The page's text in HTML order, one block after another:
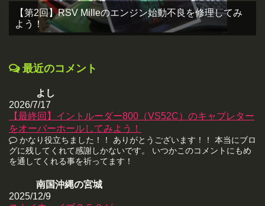
【第2回】RSV Milleのエンジン始動不良を修理してみ
よう！
最近のコメント
よし
2026/7/17
【最終回】イントルーダー800（VS52C）のキャブレター
をオーバーホールしてみよう！
かなり役立ちました！！ ありがとうございます！！ 本当にブロ
グに残してくれて感謝しかないです。 いつかこのコメントにもめ
を通してくれる事を祈ってます！
南国沖縄の宮城
2025/12/9